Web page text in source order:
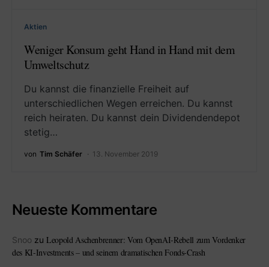
Aktien
Weniger Konsum geht Hand in Hand mit dem
Umweltschutz
Du kannst die finanzielle Freiheit auf
unterschiedlichen Wegen erreichen. Du kannst
reich heiraten. Du kannst dein Dividendendepot
stetig…
von Tim Schäfer 13. November 2019
Neueste Kommentare
Snoo zu Leopold Aschenbrenner: Vom OpenAI-Rebell zum Vordenker
des KI-Investments – und seinem dramatischen Fonds-Crash